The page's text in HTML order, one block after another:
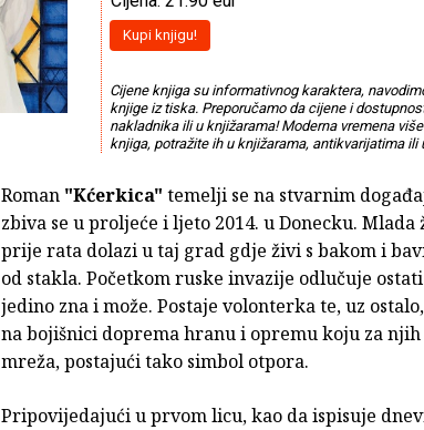
Kupi knjigu!
Cijene knjiga su informativnog karaktera,
knjige iz tiska. Preporučamo da cijene i
nakladnika ili u knjižarama! Moderna vremena
knjiga, potražite ih u knjižarama, antikvarijatima ili
Roman "Kćerkica" temelji se na stvarnim
zbiva se u proljeće i ljeto 2014. u Donecku. Mlada
prije rata dolazi u taj grad gdje živi s bakom i
od stakla. Početkom ruske invazije odlučuje
jedino zna i može. Postaje volonterka te, uz
na bojišnici doprema hranu i opremu koju za
mreža, postajući tako simbol otpora.
Pripovijedajući u prvom licu, kao da ispisuje